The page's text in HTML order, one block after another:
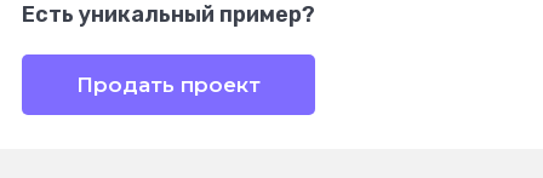
Есть уникальный пример?
Продать проект